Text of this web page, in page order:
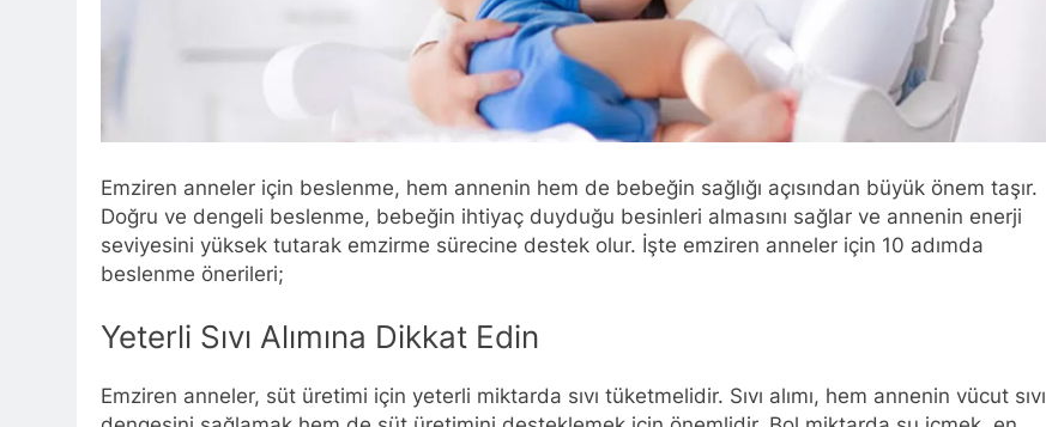
Emziren anneler için beslenme, hem annenin hem de bebeğin sağlığı açısından büyük önem taşır.
Doğru ve dengeli beslenme, bebeğin ihtiyaç duyduğu besinleri almasını sağlar ve annenin enerji
seviyesini yüksek tutarak emzirme sürecine destek olur. İşte emziren anneler için 10 adımda
beslenme önerileri;
Yeterli Sıvı Alımına Dikkat Edin
Emziren anneler, süt üretimi için yeterli miktarda sıvı tüketmelidir. Sıvı alımı, hem annenin vücut sıvı